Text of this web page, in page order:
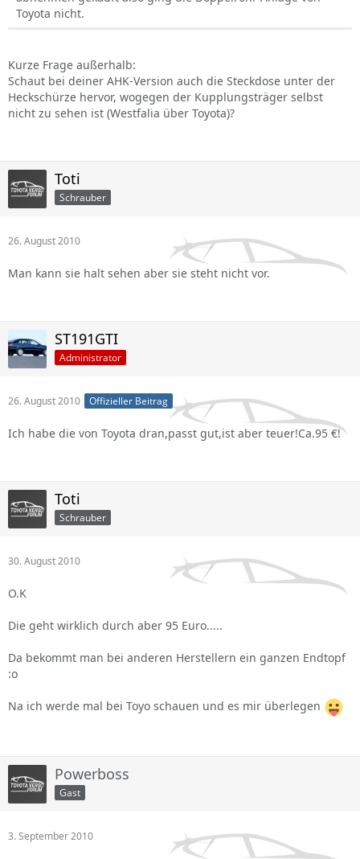
Toyota nicht.
Kurze Frage außerhalb:
Schaut bei deiner AHK-Version auch die Steckdose unter der
Heckschürze hervor, wogegen der Kupplungsträger selbst
nicht zu sehen ist (Westfalia über Toyota)?
Toti
Schrauber
26. August 2010
Man kann sie halt sehen aber sie steht nicht vor.
ST191GTI
Administrator
26. August 2010 Offizieller Beitrag
Ich habe die von Toyota dran,passt gut,ist aber teuer!Ca.95 €!
Toti
Schrauber
30. August 2010
O.K
Die geht wirklich durch aber 95 Euro.....
Da bekommt man bei anderen Herstellern ein ganzen Endtopf
:o
Na ich werde mal bei Toyo schauen und es mir überlegen
Powerboss
Gast
3. September 2010